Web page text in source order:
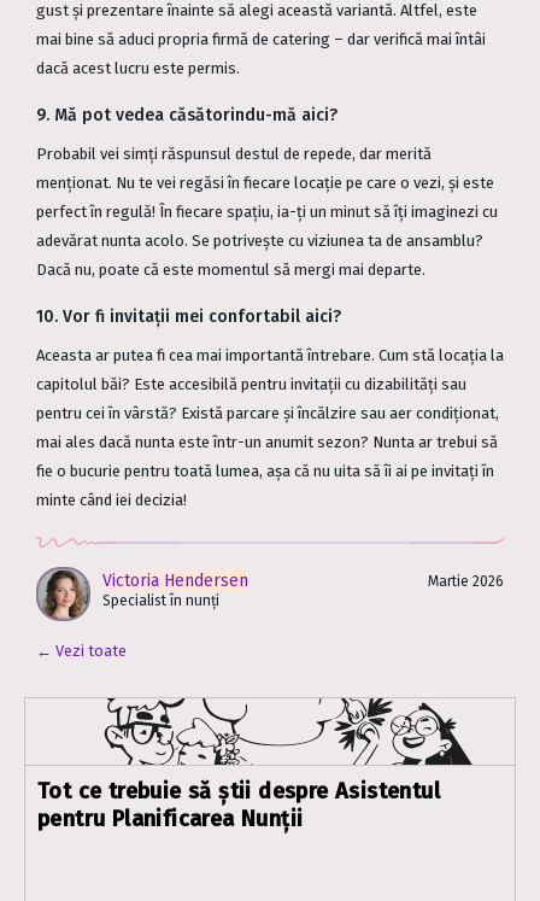
gust și prezentare înainte să alegi această variantă. Altfel, este
mai bine să aduci propria firmă de catering – dar verifică mai întâi
dacă acest lucru este permis.
9. Mă pot vedea căsătorindu-mă aici?
Probabil vei simți răspunsul destul de repede, dar merită
menționat. Nu te vei regăsi în fiecare locație pe care o vezi, și este
perfect în regulă! În fiecare spațiu, ia-ți un minut să îți imaginezi cu
adevărat nunta acolo. Se potrivește cu viziunea ta de ansamblu?
Dacă nu, poate că este momentul să mergi mai departe.
10. Vor fi invitații mei confortabil aici?
Aceasta ar putea fi cea mai importantă întrebare. Cum stă locația la
capitolul băi? Este accesibilă pentru invitații cu dizabilități sau
pentru cei în vârstă? Există parcare și încălzire sau aer condiționat,
mai ales dacă nunta este într-un anumit sezon? Nunta ar trebui să
fie o bucurie pentru toată lumea, așa că nu uita să îi ai pe invitați în
minte când iei decizia!
Victoria Hendersen
Specialist în nunți
Martie 2026
← Vezi toate
Tot ce trebuie să știi despre Asistentul
pentru Planificarea Nunții